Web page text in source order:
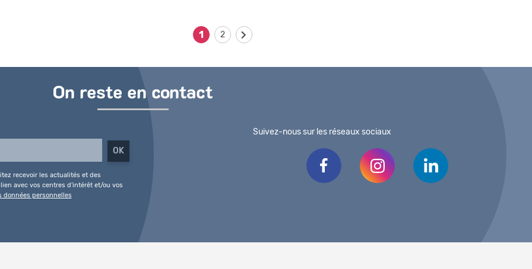
1 2
On reste en contact
recevoir les actualités et des
avec vos centres d'intérêt et/ou vos
données personnelles
Suivez-nous sur les réseaux sociaux